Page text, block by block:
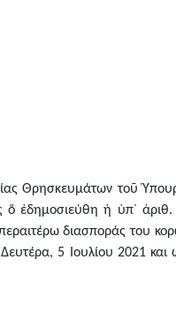
Θρησκευμάτων τοῦ
ὅ ἐδημοσιεύθη ἡ ὑπ᾿
διασποράς του
5 Ιουλίου 2021